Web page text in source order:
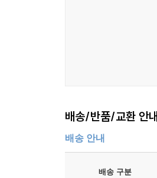
배송/반품/교환 안내
배송 안내
배송 구분